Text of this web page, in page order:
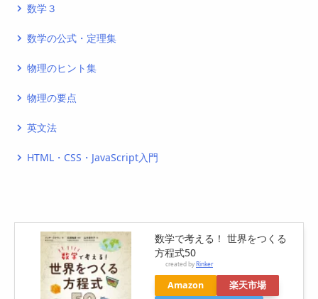
navigate_next 数学３
navigate_next 数学の公式・定理集
navigate_next 物理のヒント集
navigate_next 物理の要点
navigate_next 英文法
navigate_next HTML・CSS・JavaScript入門
数学で考える！ 世界をつくる
方程式50
created byRinker
Amazon
楽天市場